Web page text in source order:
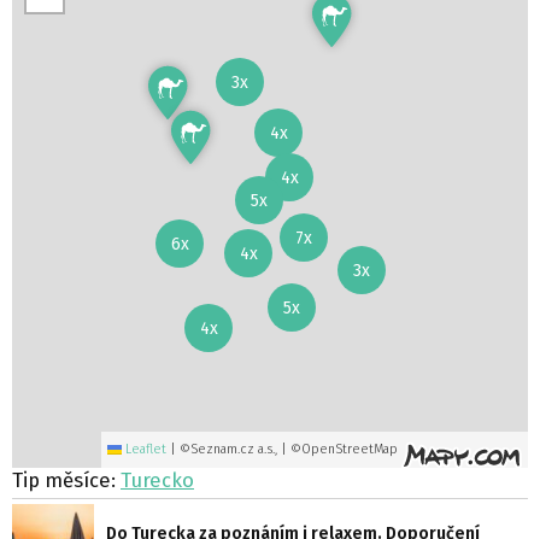
4x
4x
3x
5x
7x
3x
5x
4x
6x
4x
Leaflet ©Seznam.cz a.s., | ©OpenStreetMap
Tip měsíce: Turecko
Do Turecka za poznáním i relaxem. Doporučení